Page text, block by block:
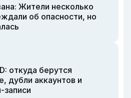
Жители несколько
об опасности, но
откуда берутся
дубли аккаунтов и
записи